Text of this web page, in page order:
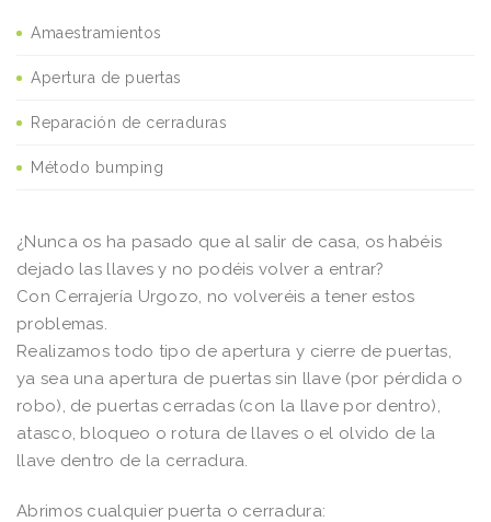
Amaestramientos
Apertura de puertas
Reparación de cerraduras
Método bumping
¿Nunca os ha pasado que al salir de casa, os habéis
dejado las llaves y no podéis volver a entrar?
Con Cerrajería Urgozo, no volveréis a tener estos
problemas.
Realizamos todo tipo de apertura y cierre de puertas,
ya sea una apertura de puertas sin llave (por pérdida o
robo), de puertas cerradas (con la llave por dentro),
atasco, bloqueo o rotura de llaves o el olvido de la
llave dentro de la cerradura.
Abrimos cualquier puerta o cerradura: